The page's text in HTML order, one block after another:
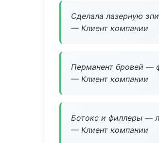
Сделала лазерную
— Клиент компании
Перманент бровей —
— Клиент компании
Ботокс и филлеры —
— Клиент компании